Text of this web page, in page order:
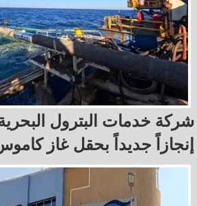
شركة خدمات البترول
إنجازاً جديداً بحقل غاز